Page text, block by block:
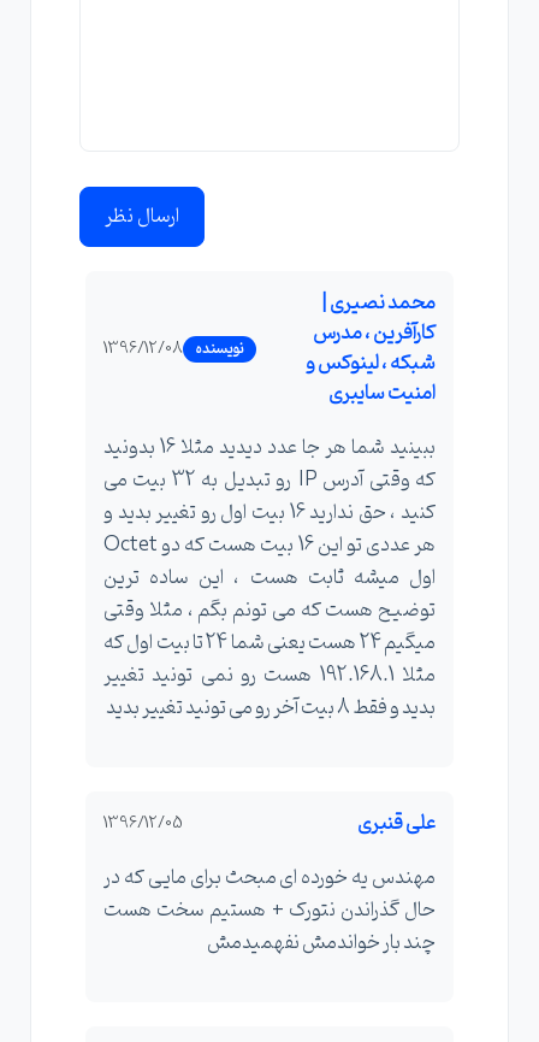
ارسال نظر
محمد نصیری |
کارآفرین ، مدرس
شبکه ، لینوکس و
امنیت سایبری
نویسنده 1396/12/08
ببینید شما هر جا عدد دیدید مثلا 16 بدونید
که وقتی آدرس IP رو تبدیل به 32 بیت می
کنید ، حق ندارید 16 بیت اول رو تغییر بدید و
هر عددی تو این 16 بیت هست که دو Octet
اول میشه ثابت هست ، این ساده ترین
توضیح هست که می تونم بگم ، مثلا وقتی
میگیم 24 هست یعنی شما 24 تا بیت اول که
مثلا 192.168.1 هست رو نمی تونید تغییر
بدید و فقط 8 بیت آخر رو می تونید تغییر بدید
علی قنبری 1396/12/05
مهندس یه خورده ای مبحث برای مایی که در
حال گذراندن نتورک + هستیم سخت هست
چند بار خواندمش نفهمیدمش